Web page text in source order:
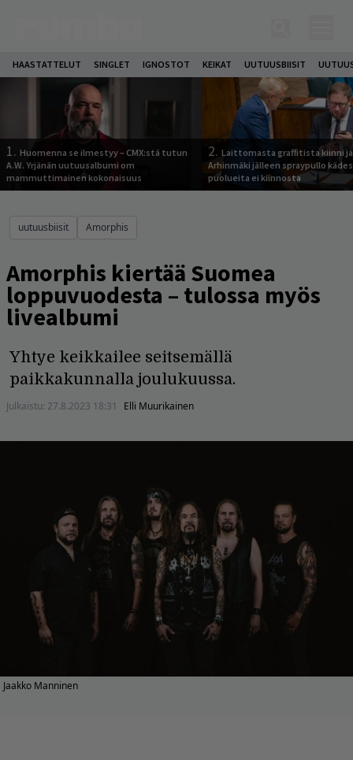
HAASTATTELUT SINGLET IGNOSTOT KEIKAT UUTUUSBIISIT
1. Huomenna se ilmestyy – CMX:stä tutun
A.W. Yrjänän uutuusalbumi om
mammuttimainen kokonaisuus
2. Laittomasta graffitista kiinni
Arhinmäki jälleen spraypullo
puolueita ei kiinnosta
uutuusbiisit Amorphis
Amorphis kiertää Suomea
loppuvuodesta – tulossa myös
livealbumi
Yhtye keikkailee seitsemällä
paikkakunnalla joulukuussa.
Julkaistu: 27.8.2023 18:31 Elli Muurikainen
Jaakko Manninen